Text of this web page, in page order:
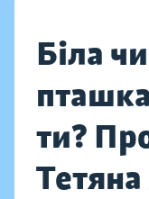
Біла
ти?